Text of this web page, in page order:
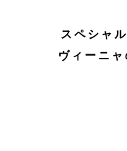
スペシャ
ヴィーニ